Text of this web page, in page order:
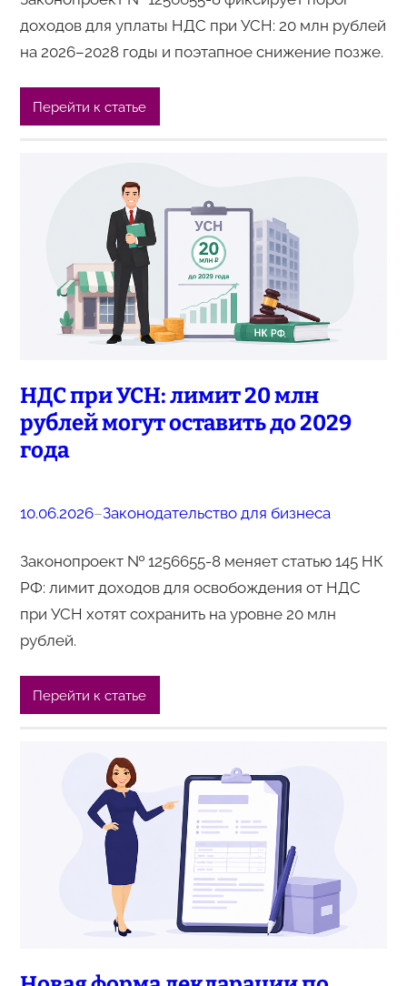
доходов для уплаты НДС при УСН: 20 млн рублей
на 2026–2028 годы и поэтапное снижение позже.
Перейти к статье
НДС при УСН: лимит 20 млн
рублей могут оставить до 2029
года
10.06.2026–Законодательство для бизнеса
Законопроект № 1256655-8 меняет статью 145 НК
РФ: лимит доходов для освобождения от НДС
при УСН хотят сохранить на уровне 20 млн
рублей.
Перейти к статье